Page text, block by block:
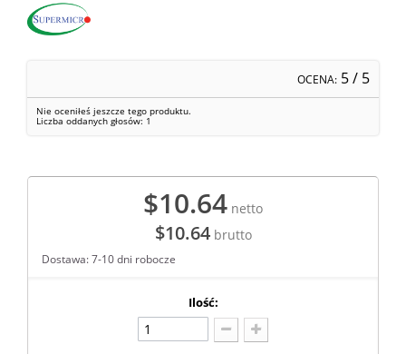
OCENA: 5/ 5
Nie oceniłeś jeszcze tego produktu.
Liczba oddanych głosów: 1
$10.64 netto
$10.64brutto
Dostawa: 7-10 dni robocze
Ilość: